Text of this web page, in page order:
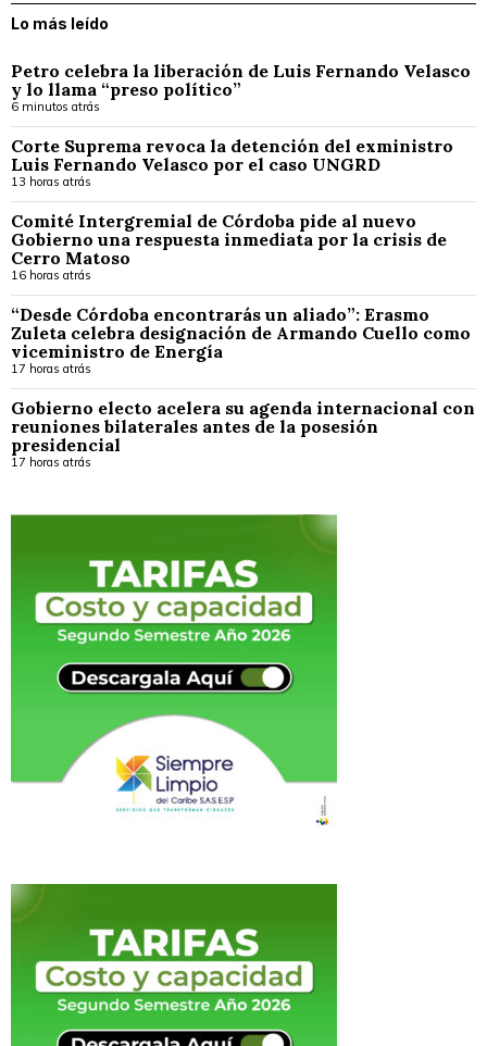
Lo más leído
Petro celebra la liberación de Luis Fernando Velasco
y lo llama “preso político”
6 minutos atrás
Corte Suprema revoca la detención del exministro
Luis Fernando Velasco por el caso UNGRD
13 horas atrás
Comité Intergremial de Córdoba pide al nuevo
Gobierno una respuesta inmediata por la crisis de
Cerro Matoso
16 horas atrás
“Desde Córdoba encontrarás un aliado”: Erasmo
Zuleta celebra designación de Armando Cuello como
viceministro de Energía
17 horas atrás
Gobierno electo acelera su agenda internacional con
reuniones bilaterales antes de la posesión
presidencial
17 horas atrás